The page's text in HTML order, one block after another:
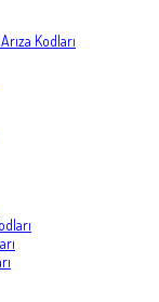
Kodları